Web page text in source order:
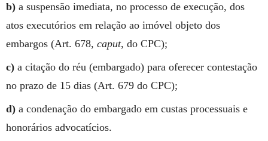
b) a suspensão imediata, no processo de execução, dos
atos executórios em relação ao imóvel objeto dos
embargos (Art. 678, caput, do CPC);
c) a citação do réu (embargado) para oferecer contestação
no prazo de 15 dias (Art. 679 do CPC);
d) a condenação do embargado em custas processuais e
honorários advocatícios.